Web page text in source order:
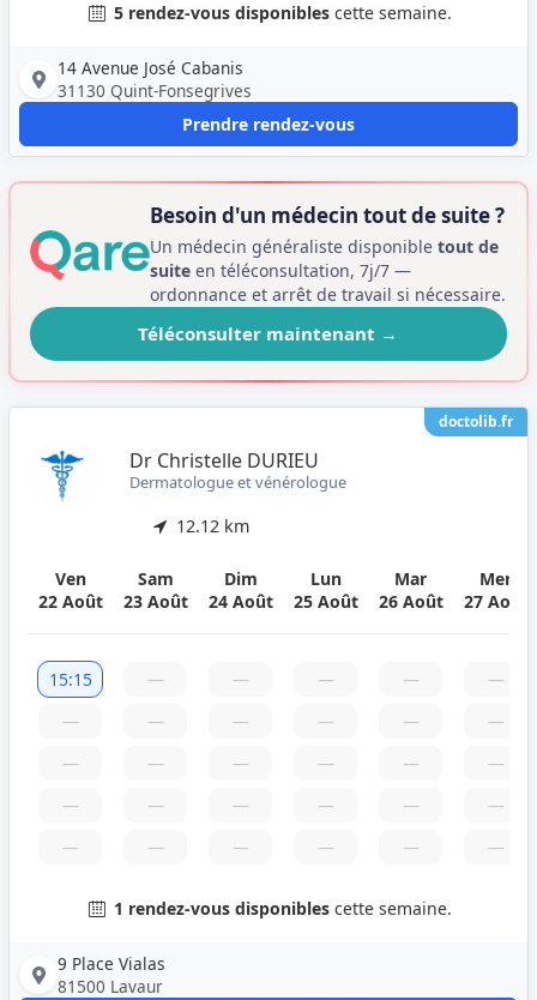
5 rendez-vous disponibles cette semaine.
14 Avenue José Cabanis
31130 Quint-Fonsegrives
Prendre rendez-vous
Besoin d'un médecin tout de suite ?
Un médecin généraliste disponibletout de
suite en téléconsultation, 7j/7 —
ordonnance et arrêt de travail si nécessaire.
Téléconsulter maintenant →
doctolib.fr
Dr Christelle DURIEU
Dermatologue et vénérologue
12.12 km
Ven
22 Août
Sam
23 Août
Dim
24 Août
Lun
25 Août
Mar
26 Août
Mer
27 Août
15:15
—
—
—
—
—
—
—
—
—
—
—
—
—
—
—
—
—
—
—
—
—
—
—
—
—
—
—
—
—
1 rendez-vous disponibles cette semaine.
9 Place Vialas
81500 Lavaur